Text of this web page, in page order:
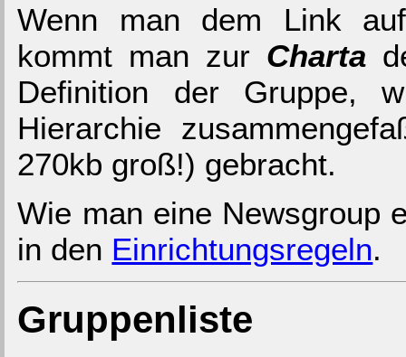
Wenn man dem Link
kommt man zur Charta
Definition der Gruppe,
Hierarchie
270kb groß!) gebracht.
Wie man eine Newsgroup
in den Einrichtungsregeln.
Gruppenliste